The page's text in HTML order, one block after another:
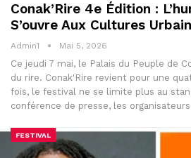
Conak’Rire 4e Édition :
S’ouvre Aux Cultures
Admin1 Mai 5, 2026
Ce jeudi 7 mai, le Palais du Peuple de
du rire. Conak'Rire revient pour une
fois, le festival ne se limite plus au
conférence de presse, les
FESTIVAL